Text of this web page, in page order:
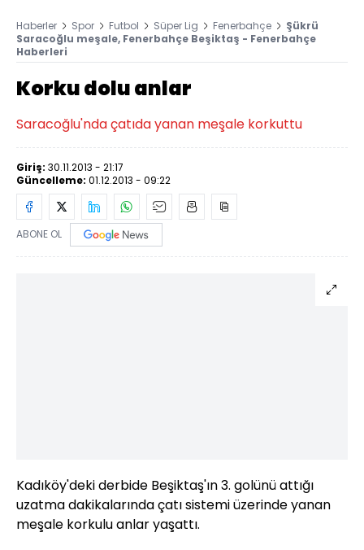
Haberler Spor Futbol Süper Lig Fenerbahçe
Şükrü
Saracoğlu meşale, Fenerbahçe Beşiktaş - Fenerbahçe
Haberleri
Korku dolu anlar
Saracoğlu'nda çatıda yanan meşale korkuttu
Giriş: 30.11.2013 - 21:17
Güncelleme: 01.12.2013 - 09:22
ABONE OL
Kadıköy'deki derbide Beşiktaş'ın 3. golünü attığı
uzatma dakikalarında çatı sistemi üzerinde yanan
meşale korkulu anlar yaşattı.